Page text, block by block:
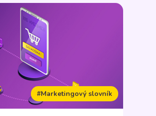
#Marketingový slovník